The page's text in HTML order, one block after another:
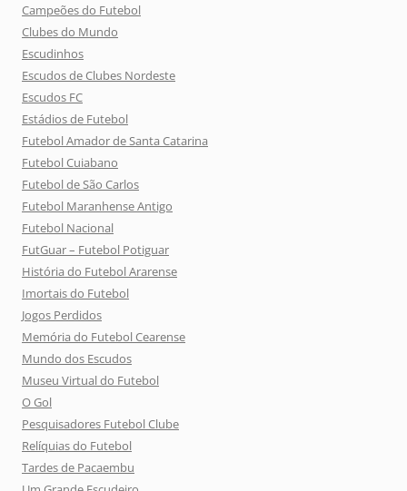
Campeões do Futebol
Clubes do Mundo
Escudinhos
Escudos de Clubes Nordeste
Escudos FC
Estádios de Futebol
Futebol Amador de Santa Catarina
Futebol Cuiabano
Futebol de São Carlos
Futebol Maranhense Antigo
Futebol Nacional
FutGuar – Futebol Potiguar
História do Futebol Ararense
Imortais do Futebol
Jogos Perdidos
Memória do Futebol Cearense
Mundo dos Escudos
Museu Virtual do Futebol
O Gol
Pesquisadores Futebol Clube
Relíquias do Futebol
Tardes de Pacaembu